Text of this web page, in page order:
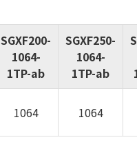
SGXF200-
1064-
1TP-ab
SGXF250-
1064-
1TP-ab
1064 1064